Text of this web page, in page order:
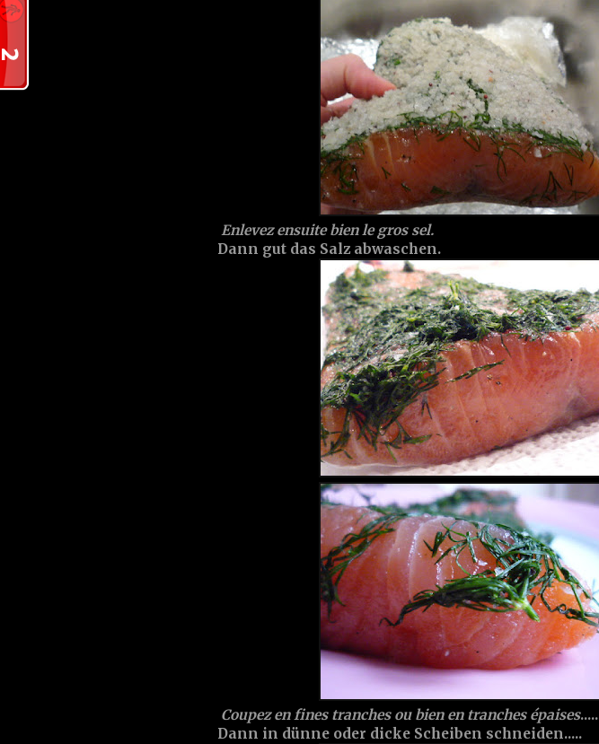
Enlevez ensuite bien le gros sel.
Dann gut das Salz abwaschen.
Coupez en fines tranches ou bien en tranches épaises.....
Dann in dünne oder dicke Scheiben schneiden.....